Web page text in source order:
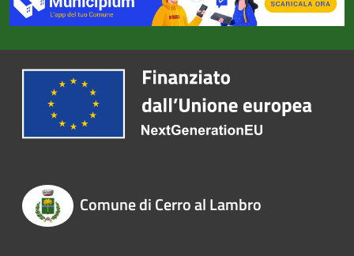
Comune di Cerro al Lambro